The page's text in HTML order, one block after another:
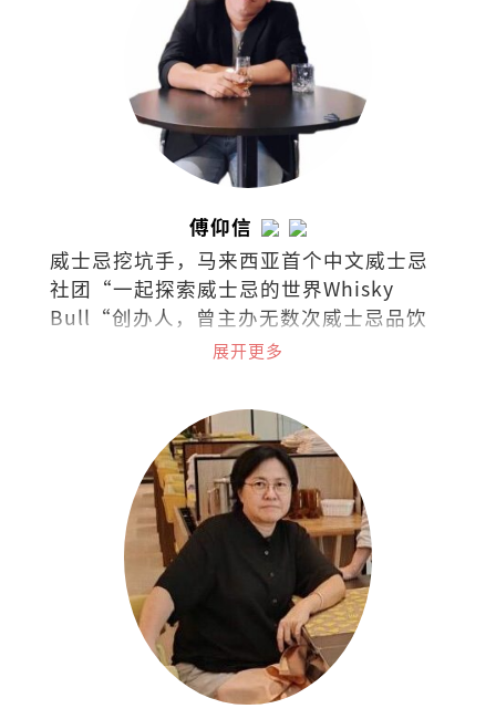
傅仰信
威士忌挖坑手，马来西亚首个中文威士忌
社团“一起探索威士忌的世界Whisky
Bull“创办人，曾主办无数次威士忌品饮
展开更多